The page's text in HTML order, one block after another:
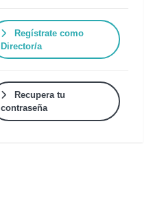
Regístrate como
Director/a
Recupera tu
contraseña